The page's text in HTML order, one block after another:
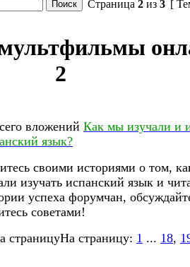
Страница 2 из 3 [
2
Как мы изучали и
язык?
своими историями о том,
изучать испанский язык и
успеха форумчан,
советами!
На страницу: 1 ... 18,